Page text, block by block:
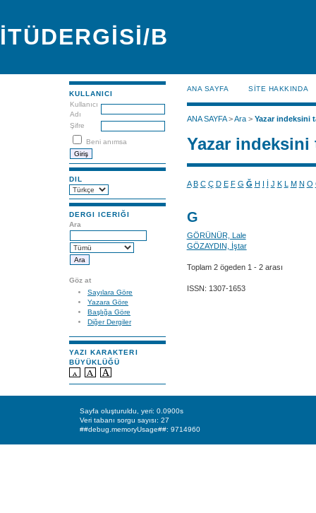
İTÜDERGİSİ/B
KULLANICI
Kullanıcı
Adı
Şifre
Beni anımsa
DIL
DERGI ICERIĞI
Ara
Göz at
Sayılara Göre
Yazara Göre
Başlığa Göre
Diğer Dergiler
YAZI KARAKTERI
BÜYÜKLÜĞÜ
ANA SAYFA SİTE HAKKINDA
ANA SAYFA>Ara> Yazar indeksini
Yazar indeksini
A B C Ç D E F G Ğ H I İ J K L M N O
G
GÖRÜNÜR, Lale
GÖZAYDIN, İştar
Toplam 2 ögeden 1 - 2 arası
ISSN: 1307-1653
Sayfa oluşturuldu, yeri: 0.0900s
Veri tabanı sorgu sayısı: 27
##debug.memoryUsage##: 9714960